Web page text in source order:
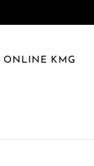
ONLINE KMG